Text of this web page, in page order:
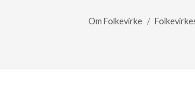
Om Folkevirke